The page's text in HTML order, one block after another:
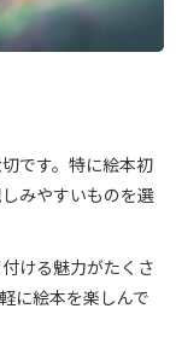
です。特に絵本初
みやすいものを選
ける魅力がたくさ
に絵本を楽しんで